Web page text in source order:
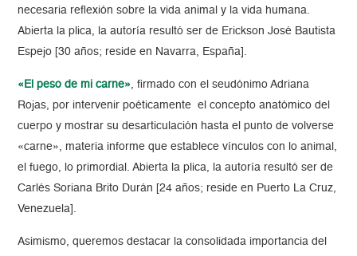
necesaria reflexión sobre la vida animal y la vida humana.
Abierta la plica, la autoría resultó ser de Erickson José Bautista
Espejo [30 años; reside en Navarra, España].
«El peso de mi carne», firmado con el seudónimo Adriana
Rojas, por intervenir poéticamente el concepto anatómico del
cuerpo y mostrar su desarticulación hasta el punto de volverse
«carne», materia informe que establece vínculos con lo animal,
el fuego, lo primordial. Abierta la plica, la autoría resultó ser de
Carlés Soriana Brito Durán [24 años; reside en Puerto La Cruz,
Venezuela].
Asimismo, queremos destacar la consolidada importancia del